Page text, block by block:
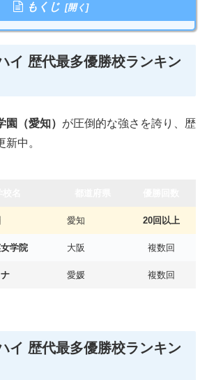
もくじ
イ 歴代最多優勝校ランキン
園（愛知） が圧倒的な強さを誇り、歴
中。
愛知 20回以上
学院 大阪 複数回
愛媛 複数回
イ 歴代最多優勝校ランキン